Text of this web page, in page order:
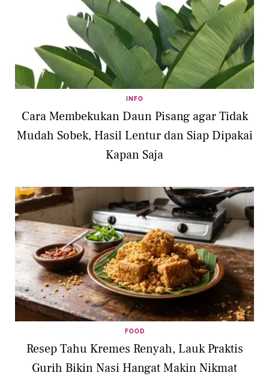
INFO
Cara Membekukan Daun Pisang agar Tidak
Mudah Sobek, Hasil Lentur dan Siap Dipakai
Kapan Saja
FOOD
Resep Tahu Kremes Renyah, Lauk Praktis
Gurih Bikin Nasi Hangat Makin Nikmat